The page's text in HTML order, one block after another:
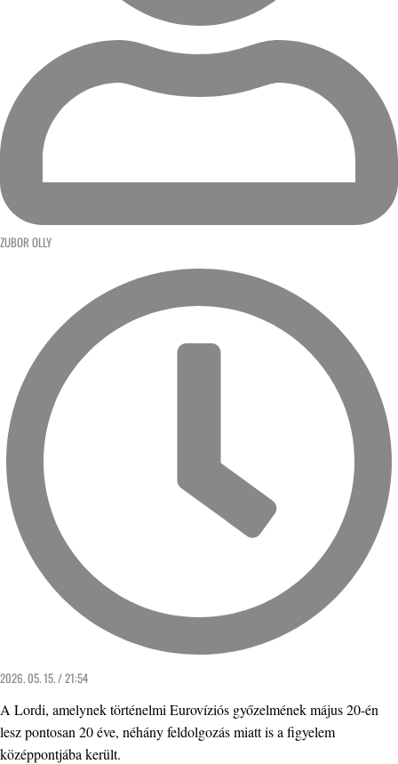
ZUBOR OLLY
2026. 05. 15. / 21:54
A Lordi, amelynek történelmi Eurovíziós győzelmének május 20-én
lesz pontosan 20 éve, néhány feldolgozás miatt is a figyelem
középpontjába került.